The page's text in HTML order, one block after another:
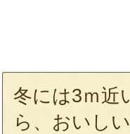
冬には3ｍ近
ら、おいし